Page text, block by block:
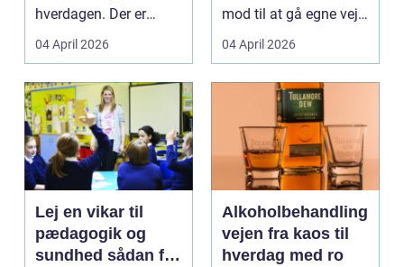
hverdagen. Der er
meget at holde styr på,
04 April 2026
mod til at gå egne veje.
Den samme ånd ...
04 April 2026
Lej en vikar til
pædagogik og
sundhed sådan får
Alkoholbehandling
vejen fra kaos til
hverdag med ro